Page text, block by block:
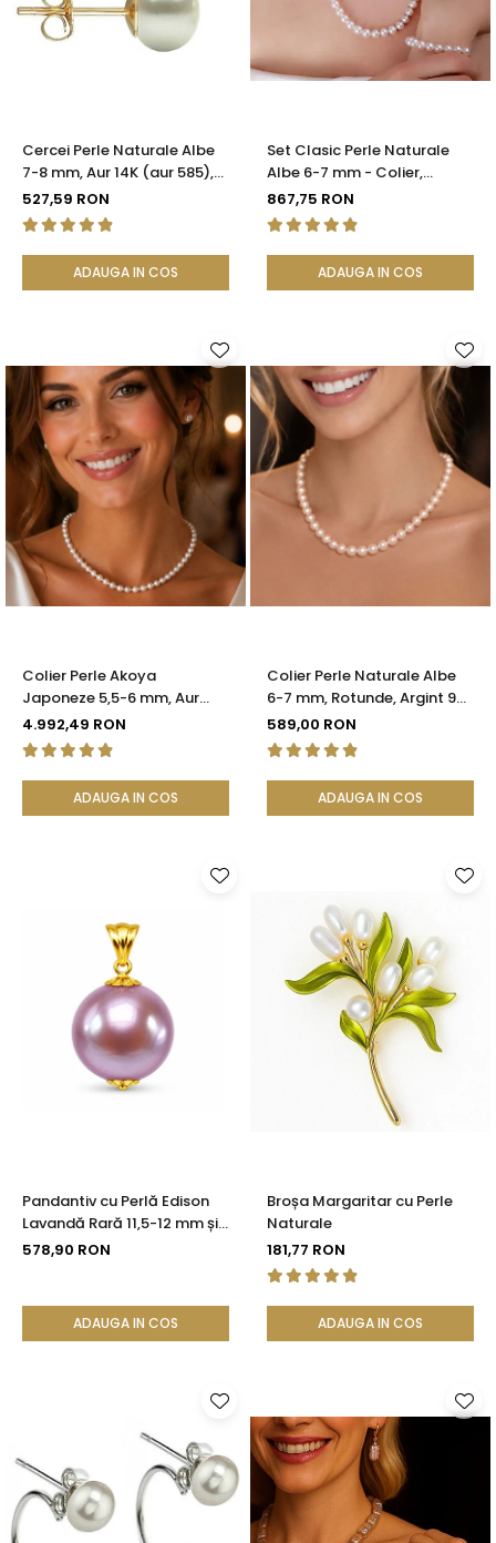
Seturi Perle cu Argint
Brățări cu Perle
Cercei Perle Naturale Albe
7-8 mm, Aur 14K (aur 585),
Calitatea AAA | KASKADDA®
527,59 RON
ADAUGA IN COS
Set Clasic Perle Naturale
Albe 6-7 mm - Colier,
Brățară și Cercei, Argint 925
| KASKADDA®
867,75 RON
ADAUGA IN COS
Colier Perle Akoya
Japoneze 5,5-6 mm, Aur
Galben 14K cu Închizătoare
Filigranată | KASKADDA®
4.992,49 RON
ADAUGA IN COS
Colier Perle Naturale Albe
6-7 mm, Rotunde, Argint 925
| KASKADDA®
589,00 RON
ADAUGA IN COS
Pandantiv cu Perlă Edison
Lavandă Rară 11,5-12 mm și
Aur 14K (aur 585) |
578,90 RON
ADAUGA IN COS
Broșa Margaritar cu Perle
Naturale
181,77 RON
ADAUGA IN COS